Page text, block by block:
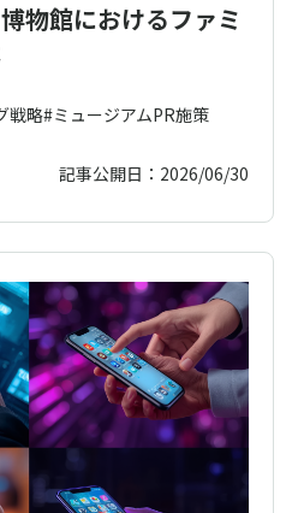
物館におけるファミ
戦略 ミュージアムPR施策
記事公開日： 2026/06/30